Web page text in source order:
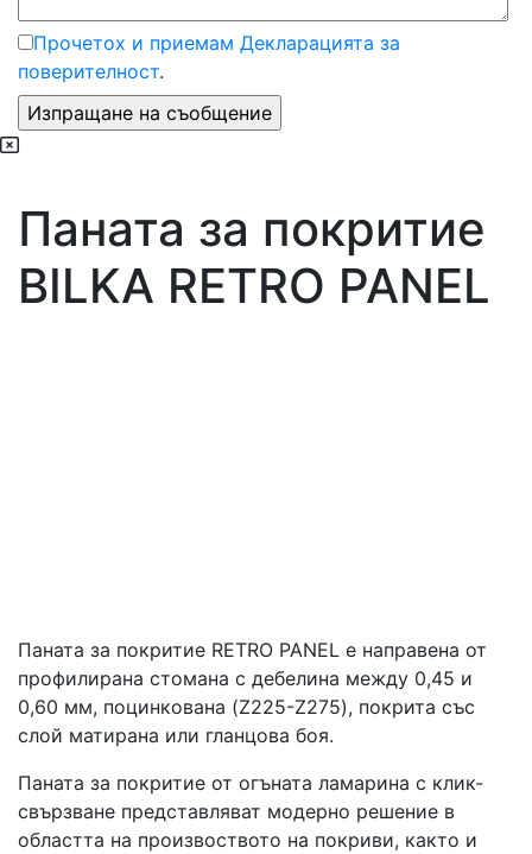
Прочетох и приемам Декларацията за
поверителност.
Паната за покритие
BILKA RETRO PANEL
Паната за покритие RETRO PANEL е направена от
профилирана стомана с дебелина между 0,45 и
0,60 мм, поцинкована (Z225-Z275), покрита със
слой матирана или гланцова боя.
Паната за покритие от огъната ламарина с клик-
свързване представляват модерно решение в
областта на произвоството на покриви, както и